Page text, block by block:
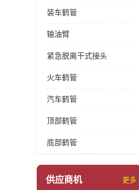
装车鹤管
输油臂
紧急脱离干式接头
火车鹤管
汽车鹤管
顶部鹤管
底部鹤管
供应商机 更多